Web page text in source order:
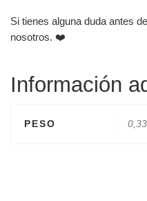
Si tienes alguna duda antes
nosotros. ❤️
Información
PESO